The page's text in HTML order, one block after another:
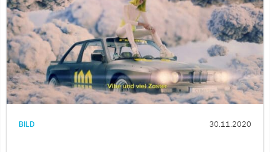
BILD 30.11.2020